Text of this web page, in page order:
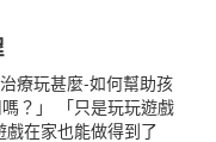
療玩甚麼-如何幫助孩
？」 「只是玩玩遊戲
在家也能做得到了